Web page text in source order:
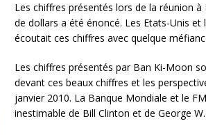
Les chiffres présentés lors de la réunion
de dollars a été énoncé. Les Etats-Unis
écoutait ces chiffres avec quelque
Les chiffres présentés par Ban Ki-Moon
devant ces beaux chiffres et les
janvier 2010. La Banque Mondiale et le
inestimable de Bill Clinton et de George